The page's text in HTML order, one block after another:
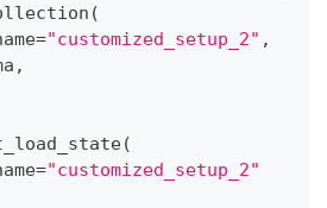
(
="customized_setup_2" ,
,
(
="customized_setup_2"